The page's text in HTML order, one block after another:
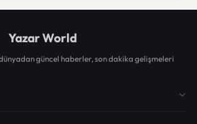
Yazar World
güncel haberler, son dakika gelişmeleri